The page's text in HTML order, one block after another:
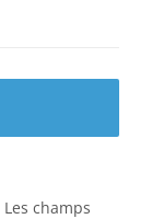
Les champs